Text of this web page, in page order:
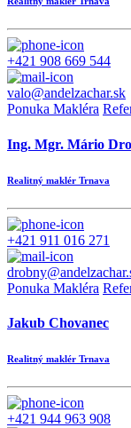
+421 908 669 544
valo@andelzachar.sk
Ponuka Makléra
Ing. Mgr. Mário
Realitný maklér Trnava
+421 911 016 271
Ponuka Makléra
Jakub Chovanec
Realitný maklér Trnava
+421 944 963 908